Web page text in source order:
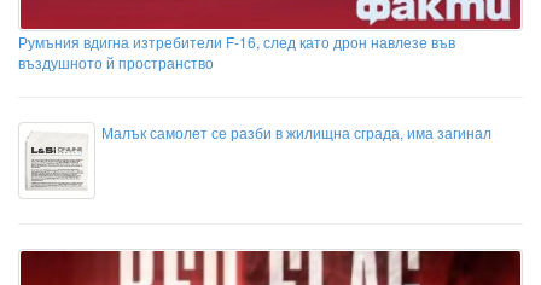
Румъния вдигна изтребители F-16, след като дрон навлезе във
въздушното й пространство
Малък самолет се разби в жилищна сграда, има загинал